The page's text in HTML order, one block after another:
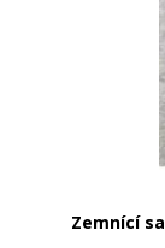
Zemnící